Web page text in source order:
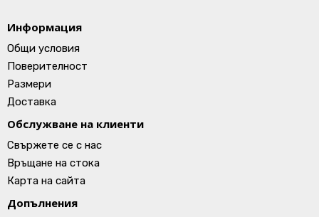
Информация
Общи условия
Поверителност
Размери
Доставка
Обслужване на клиенти
Свържете се с нас
Връщане на стока
Карта на сайта
Допълнения